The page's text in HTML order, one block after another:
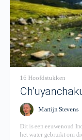
16 Hoofdstukken
Martijn Stevens
Dit is een eeuwenoud
het water gebruikt om